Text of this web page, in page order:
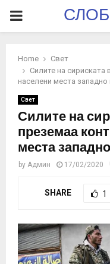
PRIMARY
Home
Свет
Силите на
населени места
Свет
Силите на
преземаа
места
by Админ 17/02/2020
SHARE 1